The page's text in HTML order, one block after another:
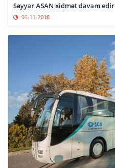
Səyyar ASAN xidmət davam edir
06-11-2018